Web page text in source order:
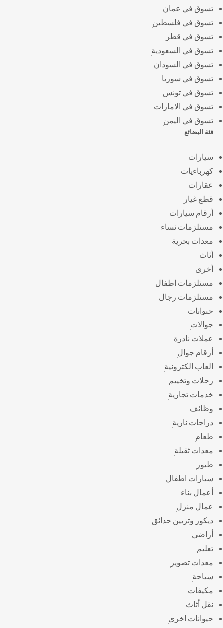
تسوق في عمان
تسوق في فلسطين
تسوق في قطر
تسوق في السعودية
تسوق في السودان
تسوق في سوريا
تسوق في تونس
تسوق في الامارات
تسوق في اليمن
فئة البضائع
سيارات
كهرباءيات
عقارات
قطع غيار
أرقام سيارات
مستلزمات نساء
معدات بحرية
أثاث
أخرى
مستلزمات اطفال
مستلزمات رجال
حيوانات
جوالات
عملات نادرة
أرقام جوال
العاب الكترونية
رحلات وتخييم
خدمات تجارية
وظائف
دراجات نارية
طعام
معدات ثقيلة
طيور
سيارات اطفال
أعمال بناء
عمال منزل
ديكور وتزيين حدائق
أراضي
تعليم
معدات تصوير
سياحة
مكيفات
نقل أثاث
حيوانات اخرى